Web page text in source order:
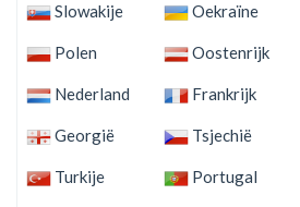
Slowakije Oekraïne
Polen Oostenrijk
Nederland Frankrijk
Georgië Tsjechië
Turkije Portugal